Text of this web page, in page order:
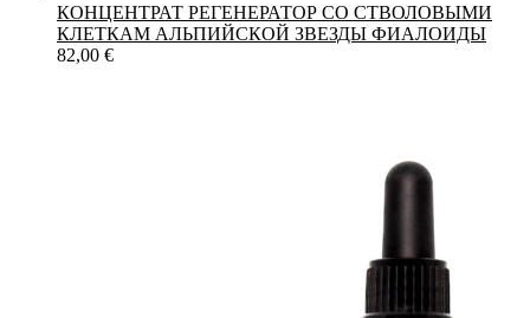
КОНЦЕНТРАТ РЕГЕНЕРАТОР СО СТВОЛОВЫМИ
КЛЕТКАМ АЛЬПИЙСКОЙ ЗВЕЗДЫ ФИАЛОИДЫ
82,00 €